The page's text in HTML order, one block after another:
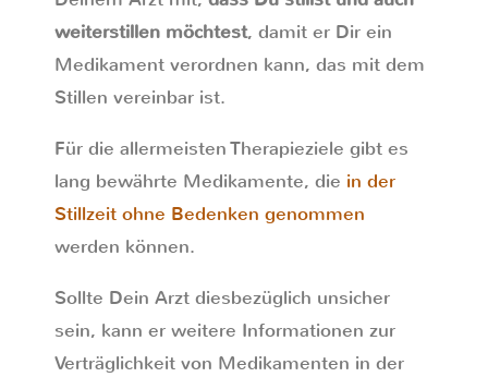
weiterstillen möchtest, damit er Dir ein
Medikament verordnen kann, das mit dem
Stillen vereinbar ist.
Für die allermeisten Therapieziele gibt es
lang bewährte Medikamente, die in der
Stillzeit ohne Bedenken genommen
werden können.
Sollte Dein Arzt diesbezüglich unsicher
sein, kann er weitere Informationen zur
Verträglichkeit von Medikamenten in der